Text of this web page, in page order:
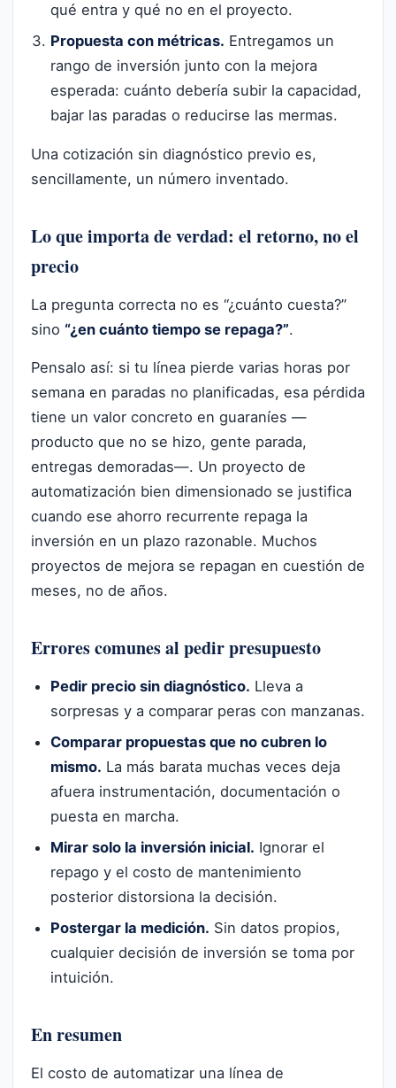
qué entra y qué no en el proyecto.
Propuesta con métricas. Entregamos un
rango de inversión junto con la mejora
esperada: cuánto debería subir la capacidad,
bajar las paradas o reducirse las mermas.
Una cotización sin diagnóstico previo es,
sencillamente, un número inventado.
Lo que importa de verdad: el retorno, no el
precio
La pregunta correcta no es “¿cuánto cuesta?”
sino “¿en cuánto tiempo se repaga?”.
Pensalo así: si tu línea pierde varias horas por
semana en paradas no planificadas, esa pérdida
tiene un valor concreto en guaraníes —
producto que no se hizo, gente parada,
entregas demoradas—. Un proyecto de
automatización bien dimensionado se justifica
cuando ese ahorro recurrente repaga la
inversión en un plazo razonable. Muchos
proyectos de mejora se repagan en cuestión de
meses, no de años.
Errores comunes al pedir presupuesto
Pedir precio sin diagnóstico. Lleva a
sorpresas y a comparar peras con manzanas.
Comparar propuestas que no cubren lo
mismo. La más barata muchas veces deja
afuera instrumentación, documentación o
puesta en marcha.
Mirar solo la inversión inicial. Ignorar el
repago y el costo de mantenimiento
posterior distorsiona la decisión.
Postergar la medición. Sin datos propios,
cualquier decisión de inversión se toma por
intuición.
En resumen
El costo de automatizar una línea de